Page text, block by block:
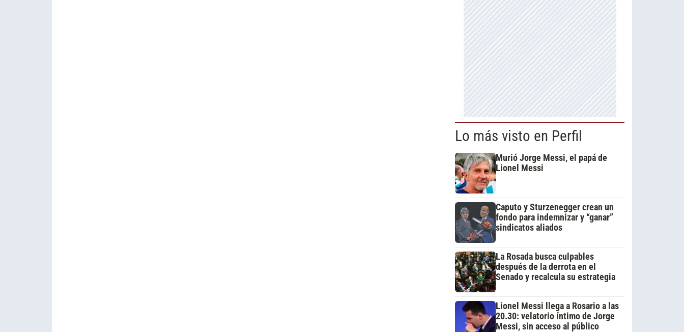
Lo más visto en Perfil
Murió Jorge Messi, el papá de
Lionel Messi
Caputo y Sturzenegger crean un
fondo para indemnizar y “ganar”
sindicatos aliados
La Rosada busca culpables
después de la derrota en el
Senado y recalcula su estrategia
Lionel Messi llega a Rosario a las
20.30: velatorio íntimo de Jorge
Messi, sin acceso al público